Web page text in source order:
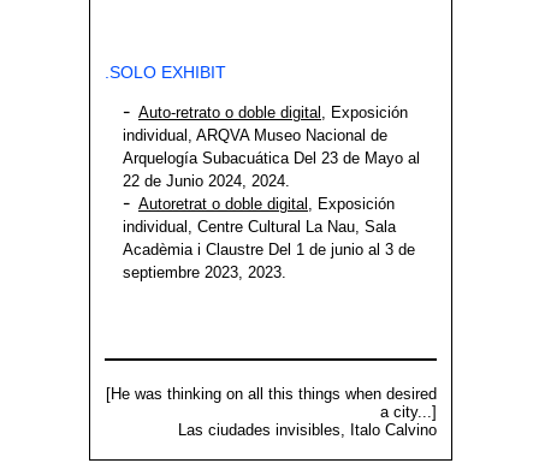
.SOLO EXHIBIT
Auto-retrato o doble digital , Exposición
individual, ARQVA Museo Nacional de
Arquelogía Subacuática Del 23 de Mayo al
22 de Junio 2024, 2024.
Autoretrat o doble digital , Exposición
individual, Centre Cultural La Nau, Sala
Acadèmia i Claustre Del 1 de junio al 3 de
septiembre 2023, 2023.
[He was thinking on all this things when desired
a city...]
Las ciudades invisibles, Italo Calvino